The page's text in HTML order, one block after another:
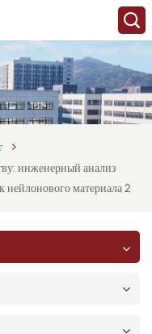
инженерный анализ
нейлонового материала 2